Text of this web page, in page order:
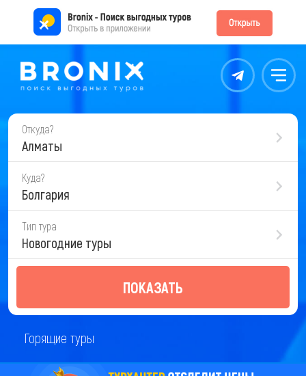
Контакты Меню
Откуда?
Алматы
Куда?
Болгария
Тип тура
Новогодние туры
ПОКАЗАТЬ
Горящие туры